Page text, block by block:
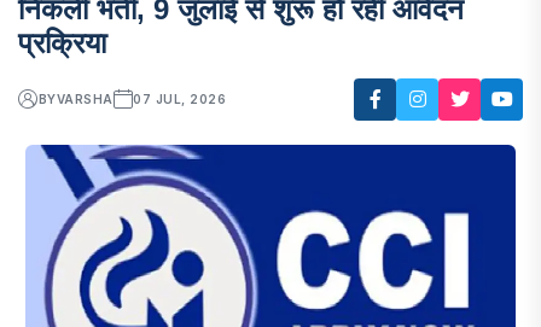
निकली भर्ती, 9 जुलाई से शुरू हो रही आवेदन
प्रक्रिया
BYVARSHA 07 JUL, 2026